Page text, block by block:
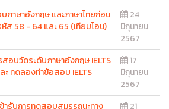
ภาษาอังกฤษ และภาษาไทยก่อน
หัส 58 - 64 และ 65 (เทียบโอน)
24
มิถุนายน
2567
อบวัดระดับภาษาอังกฤษ IELTS
ะ ทดลองทำข้อสอบ IELTS
17
มิถุนายน
2567